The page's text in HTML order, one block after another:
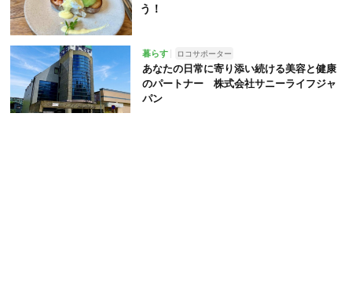
う！
暮らす ロコサポーター
あなたの日常に寄り添い続ける美容と健康
のパートナー 株式会社サニーライフジャ
パン